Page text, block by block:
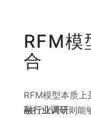
RFM模
合
RFM模型本质
融行业调研则能